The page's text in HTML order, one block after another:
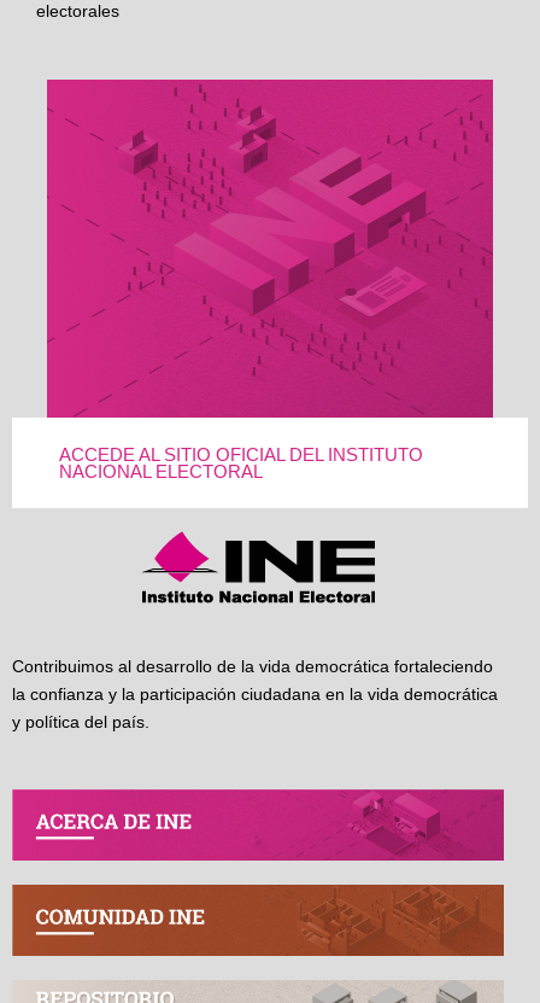
electorales
ACCEDE AL SITIO OFICIAL DEL INSTITUTO
NACIONAL ELECTORAL
Contribuimos al desarrollo de la vida democrática fortaleciendo
la confianza y la participación ciudadana en la vida democrática
y política del país.